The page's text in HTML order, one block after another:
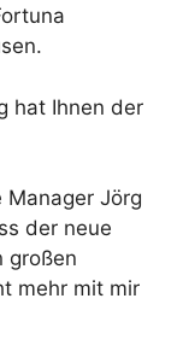
hat Ihnen der
Jörg
der neue
großen
mehr mit mir